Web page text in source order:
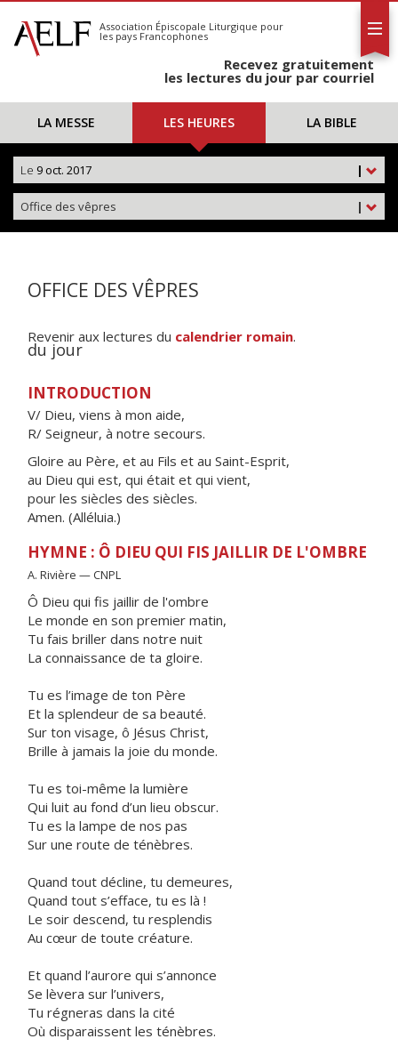
S'abonner
Calendrier
Association Épiscopale Liturgique pour
les pays Francophones
Recevez gratuitement
les lectures du jour par courriel
LA MESSE LES HEURES LA BIBLE
|
Le 9 oct. 2017
|
Office des vêpres
OFFICE DES VÊPRES
Revenir aux lectures du calendrier romain.
du jour
INTRODUCTION
V/ Dieu, viens à mon aide,
R/ Seigneur, à notre secours.
Gloire au Père, et au Fils et au Saint-Esprit,
au Dieu qui est, qui était et qui vient,
pour les siècles des siècles.
Amen. (Alléluia.)
HYMNE : Ô DIEU QUI FIS JAILLIR DE L'OMBRE
A. Rivière — CNPL
Ô Dieu qui fis jaillir de l'ombre
Le monde en son premier matin,
Tu fais briller dans notre nuit
La connaissance de ta gloire.
Tu es l’image de ton Père
Et la splendeur de sa beauté.
Sur ton visage, ô Jésus Christ,
Brille à jamais la joie du monde.
Tu es toi-même la lumière
Qui luit au fond d’un lieu obscur.
Tu es la lampe de nos pas
Sur une route de ténèbres.
Quand tout décline, tu demeures,
Quand tout s’efface, tu es là !
Le soir descend, tu resplendis
Au cœur de toute créature.
Et quand l’aurore qui s’annonce
Se lèvera sur l’univers,
Tu régneras dans la cité
Où disparaissent les ténèbres.